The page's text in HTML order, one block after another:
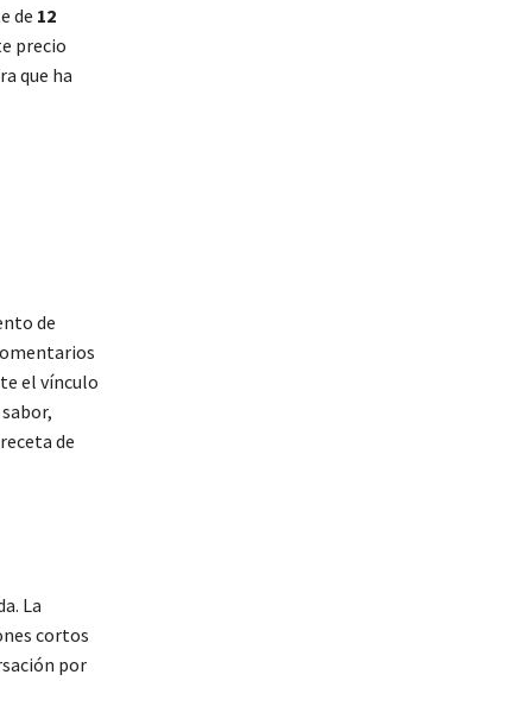
de 12
precio
que ha
de
el vínculo
de
La
cortos
por